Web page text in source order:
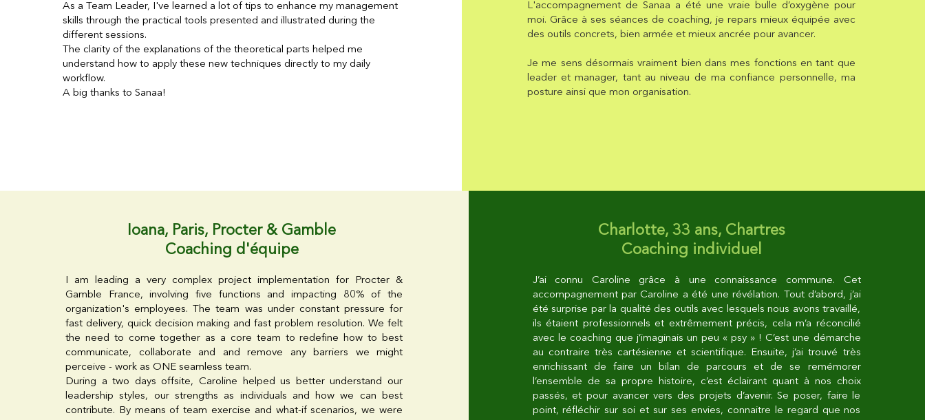
As a Team Leader, I've learned a lot of tips to enhance my management
skills through the practical tools presented and illustrated during the
different sessions.
The clarity of the explanations of the theoretical parts helped me
understand how to apply these new techniques directly to my daily
workflow.
A big thanks to Sanaa!
L'accompagnement de Sanaa a été une vraie bulle d’oxygène pour
moi. Grâce à ses séances de coaching, je repars mieux équipée avec
des outils concrets, bien armée et mieux ancrée pour avancer.
Je me sens désormais vraiment bien dans mes fonctions en tant que
leader et manager, tant au niveau de ma confiance personnelle, ma
posture ainsi que mon organisation.
Ioana, Paris, Procter & Gamble
Coaching d'équipe
I am leading a very complex project implementation for Procter &
Gamble France, involving five functions and impacting 80% of the
organization's employees. The team was under constant pressure for
fast delivery, quick decision making and fast problem resolution. We felt
the need to come together as a core team to redefine how to best
communicate, collaborate and and remove any barriers we might
perceive - work as ONE seamless team.
During a two days offsite, Caroline helped us better understand our
leadership styles, our strengths as individuals and how we can best
contribute. By means of team exercise and what-if scenarios, we were
Charlotte, 33 ans, Chartres
Coaching individuel
J’ai connu Caroline grâce à une connaissance commune. Cet
accompagnement par Caroline a été une révélation. Tout d’abord, j’ai
été surprise par la qualité des outils avec lesquels nous avons travaillé,
ils étaient professionnels et extrêmement précis, cela m’a réconcilié
avec le coaching que j’imaginais un peu « psy » ! C’est une démarche
au contraire très cartésienne et scientifique. Ensuite, j’ai trouvé très
enrichissant de faire un bilan de parcours et de se remémorer
l’ensemble de sa propre histoire, c’est éclairant quant à nos choix
passés, et pour avancer vers des projets d’avenir. Se poser, faire le
point, réfléchir sur soi et sur ses envies, connaitre le regard que nos